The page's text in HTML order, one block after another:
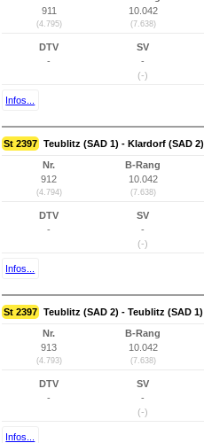
911
(4.795)
10.042
(7.638)
DTV
-
SV
-
(-)
Infos...
St 2397 Teublitz (SAD 1) - Klardorf (SAD 2)
Nr.
912
(4.794)
B-Rang
10.042
(7.638)
DTV
-
SV
-
(-)
Infos...
St 2397 Teublitz (SAD 2) - Teublitz (SAD 1)
Nr.
913
(4.793)
B-Rang
10.042
(7.638)
DTV
-
SV
-
(-)
Infos...